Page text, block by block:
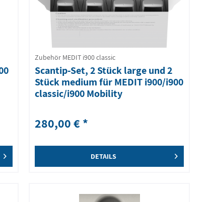
Zubehör MEDIT i900 classic
Scantip-Set, 2 Stück large und 2
Stück medium für MEDIT i900/i900
classic/i900 Mobility
280,00 € *
DETAILS